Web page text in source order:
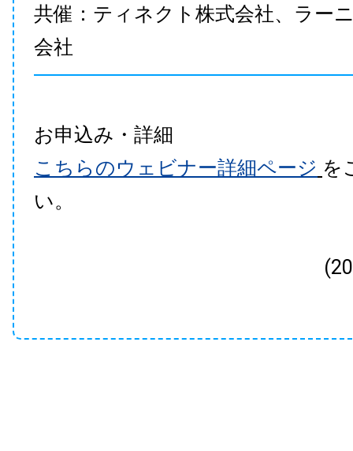
共催：ティネクト株式会社、ラー
会社
お申込み・詳細
こちらのウェビナー詳細ページ を
い。